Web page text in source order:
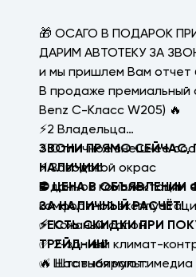
🎁 ОСАГО В ПОДАРОК
ДАРИМ АВТОТЕКУ ЗА
и мы пришлем Вам отчет
В продаже
Benz С-Класс W205) 🔥
⚡2 Владельца
⚡ Отличное внешнее
⚡ Заводской окрас
В данной комплектации
комфортной
✅ Кожаный салон
✅ 2-зонный климат-
✅ Штатная мультимедиа
ЗВОНИ ПРЯМО СЕЙЧАС,
НАЛИЧИИ!
⛔ ЦЕНА В
ЗА НАЛИЧНЫЙ РАСЧЁТ!
⚡ЕСТЬ СКИДКИ ПРИ
ТРЕЙД-ИН!
🔥 Нас выбирают: